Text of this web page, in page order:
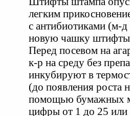
легким
с антибиотиками (м-
новую чашку штифты
Перед посевом на
к-р на среду без
инкубируют в
(до появления роста
помощью бумажных
цифры от 1 до 25 или